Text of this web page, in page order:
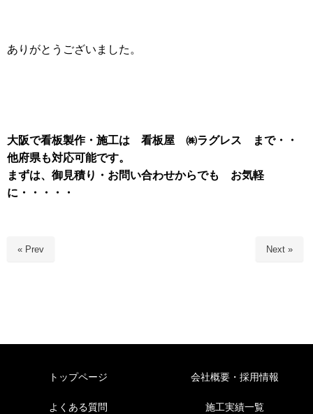
ありがとうございました。
大阪で看板製作・施工は 看板屋 ㈱ラグレス まで・・
他府県も対応可能です。
まずは、御見積り・お問い合わせからでも お気軽
に・・・・・
« Prev Next »
トップページ
よくある質問
会社概要・採用情報
施工実績一覧